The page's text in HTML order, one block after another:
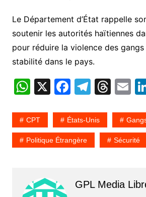
Le Département d’État rappelle
soutenir les autorités haïtiennes
pour réduire la violence des
stabilité dans le pays.
W
at
s
A
p
X F
c
e
b
o
T
e
gr
a
T
e
a
d
E
ai
l
CPT États-Unis
Politique Étrangère Sécurité
GPL Media